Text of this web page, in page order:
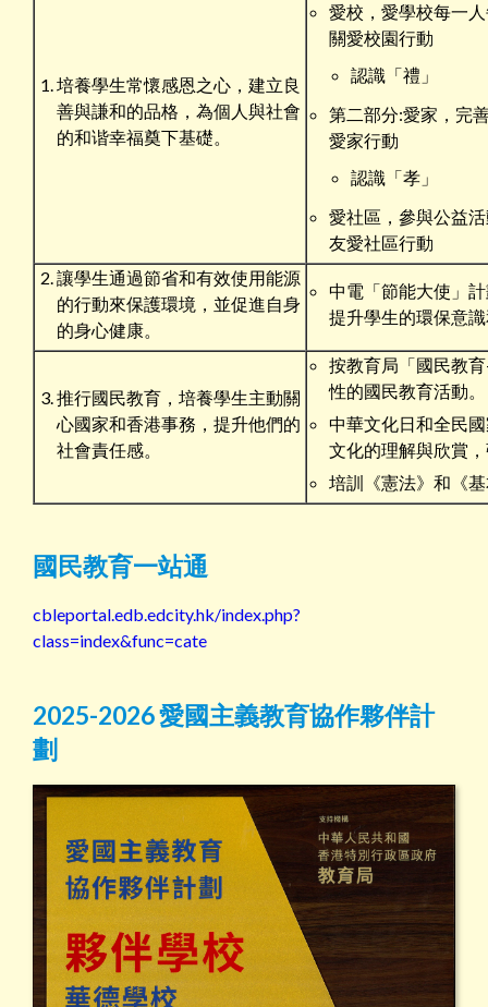
培養學生常懷感恩之心，建立良
善與謙和的品格，為個人與社會
的和谐幸福奠下基礎。
愛校，愛學校每一
關愛校園行動
認識「禮」
第二部分:愛家，完
愛家行動
認識「孝」
愛社區，參與公益
友愛社區行動
讓學生通過節省和有效使用能源
的行動來保護環境，並促進自身
的身心健康。
中電「節能大使」
提升學生的環保意
推行國民教育，培養學生主動關
心國家和香港事務，提升他們的
社會責任感。
按教育局「國民教
性的國民教育活動。
中華文化日和全民
文化的理解與欣賞
培訓《憲法》和《
國民教育一站通
cbleportal.edb.edcity.hk/index.php?
class=index&func=cate
2025-2026 愛國主義教育協作夥伴計
劃